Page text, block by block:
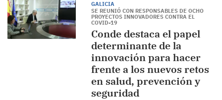
GALICIA
SE REUNIÓ CON RESPONSABLES DE OCHO
PROYECTOS INNOVADORES CONTRA EL
COVID-19
Conde destaca el papel
determinante de la
innovación para hacer
frente a los nuevos retos
en salud, prevención y
seguridad